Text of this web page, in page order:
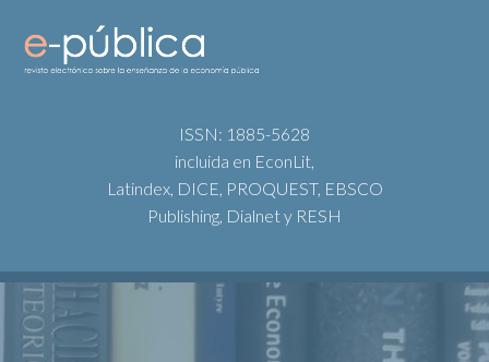
ISSN: 1885-5628
incluida en EconLit,
Latindex, DICE, PROQUEST, EBSCO
Publishing, Dialnet y RESH